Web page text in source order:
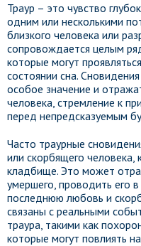
Траур – это чувство
одним или несколькими
близкого человека или
сопровождается целым
которые могут
состоянии сна.
особое значение и
человека, стремление к
перед непредсказуемым
Часто траурные
или скорбящего человека,
кладбище. Это может
умершего, проводить его
последнюю любовь и
связаны с реальными
траура, такими как
которые могут повлиять